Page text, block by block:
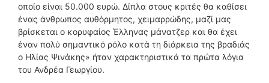
οποίο είναι 50.000 ευρώ. Δίπλα στους κριτές θα καθίσει
ένας άνθρωπος αυθόρμητος, χειμαρρώδης, μαζί μας
βρίσκεται ο κορυφαίος Έλληνας μάνατζερ και θα έχει
έναν πολύ σημαντικό ρόλο κατά τη διάρκεια της βραδιάς
ο Ηλίας Ψινάκης» ήταν χαρακτηριστικά τα πρώτα λόγια
του Ανδρέα Γεωργίου.